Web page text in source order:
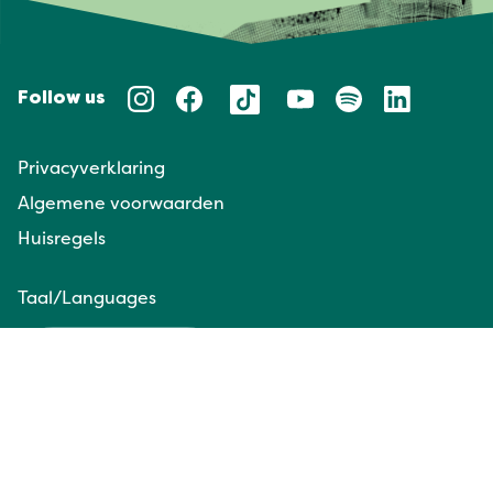
Follow us
Privacyverklaring
Algemene voorwaarden
Huisregels
Taal/Languages